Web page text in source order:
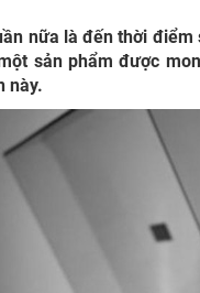
nữa là đến thời
sản phẩm được
này.